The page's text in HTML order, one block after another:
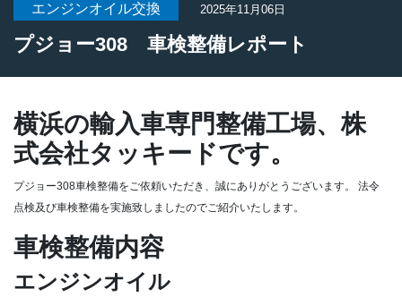
エンジンオイル交換 2025年11月06日
プジョー308 車検整備レポート
横浜の輸入車専門整備工場、株
式会社タッキードです。
プジョー308車検整備をご依頼いただき、誠にありがとうございます。
法令
点検及び車検整備を実施致しましたのでご紹介いたします。
車検整備内容
エンジンオイル